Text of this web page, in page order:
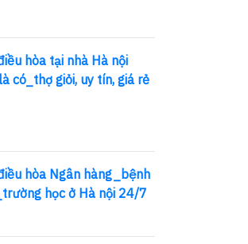
hòa tại nhà Hà nội
có_thợ giỏi, uy tín, giá rẻ
hòa Ngân hàng_bệnh
học ở Hà nội 24/7